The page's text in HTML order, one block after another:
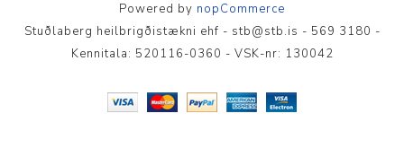
Powered by nopCommerce
Stuðlaberg heilbrigðistækni ehf - stb@stb.is - 569 3180 -
Kennitala: 520116-0360 - VSK-nr: 130042